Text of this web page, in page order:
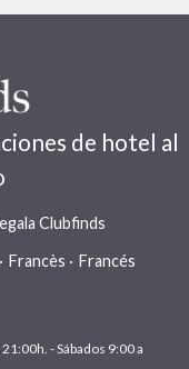
de hotel al
Clubfinds
Francès Francés
- Sábados 9:00 a